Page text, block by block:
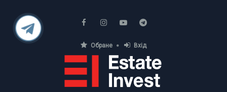
Обране Вхід